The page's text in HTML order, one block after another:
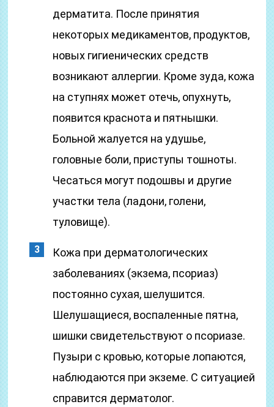
дерматита. После принятия
некоторых медикаментов, продуктов,
новых гигиенических средств
возникают аллергии. Кроме зуда, кожа
на ступнях может отечь, опухнуть,
появится краснота и пятнышки.
Больной жалуется на удушье,
головные боли, приступы тошноты.
Чесаться могут подошвы и другие
участки тела (ладони, голени,
туловище).
Кожа при дерматологических
заболеваниях (экзема, псориаз)
постоянно сухая, шелушится.
Шелушащиеся, воспаленные пятна,
шишки свидетельствуют о псориазе.
Пузыри с кровью, которые лопаются,
наблюдаются при экземе. С ситуацией
справится дерматолог.